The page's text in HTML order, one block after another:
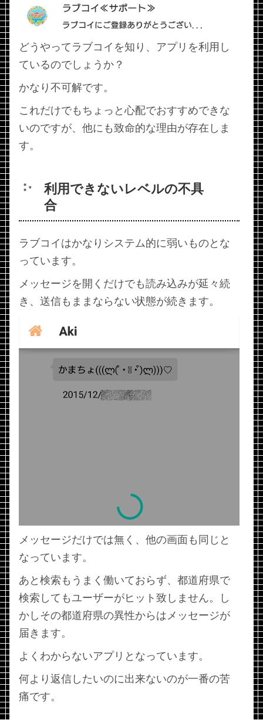
どうやってラブコイを知り、アプリを利用し
ているのでしょうか？
かなり不可解です。
これだけでもちょっと心配でおすすめできな
いのですが、他にも致命的な理由が存在しま
す。
利用できないレベルの不具
合
ラブコイはかなりシステム的に弱いものとな
っています。
メッセージを開くだけでも読み込みが延々続
き、送信もままならない状態が続きます。
メッセージだけでは無く、他の画面も同じと
なっています。
あと検索もうまく働いておらず、都道府県で
検索してもユーザーがヒット致しません。し
かしその都道府県の異性からはメッセージが
届きます。
よくわからないアプリとなっています。
何より返信したいのに出来ないのが一番の苦
痛です。